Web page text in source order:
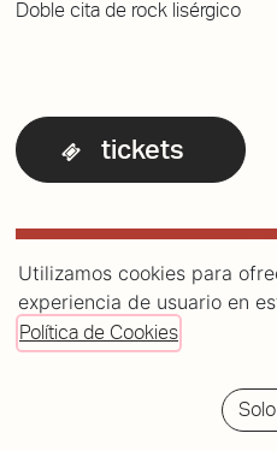
Doble cita de rock lisérgico
tickets
Utilizamos cookies para
experiencia de usuario en
Política de Cookies